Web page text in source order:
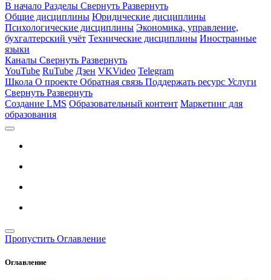
В начало Разделы Свернуть Развернуть
Общие дисциплины Юридические дисциплины
Психологические дисциплины Экономика, управление,
бухгалтерский учёт Технические дисциплины Иностранные
языки
Каналы Свернуть Развернуть
YouTube RuTube Дзен VKVideo Telegram
Школа О проекте Обратная связь Поддержать ресурс Услуги
Свернуть Развернуть
Создание LMS Образовательный контент Маркетинг для
образования
Пропустить Оглавление
Оглавление